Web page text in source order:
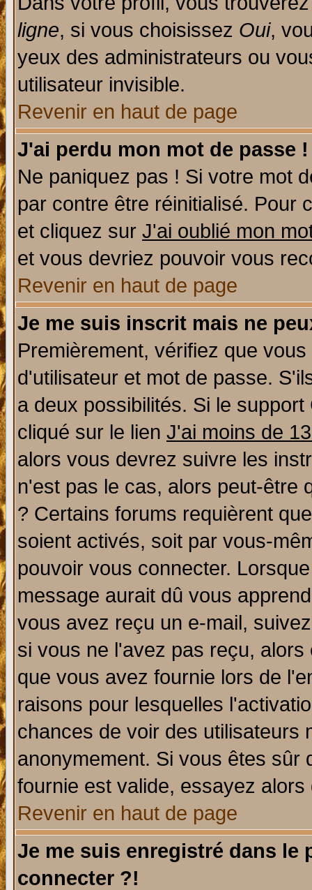
ligne, si vous choisissez Oui,
yeux des administrateurs ou
utilisateur invisible.
Revenir en haut de page
J'ai perdu mon mot de passe !
Ne paniquez pas ! Si votre mot
par contre être réinitialisé. Pour
et cliquez sur J'ai oublié mon
et vous devriez pouvoir vous
Revenir en haut de page
Je me suis inscrit mais ne
Premièrement, vérifiez que
d'utilisateur et mot de passe.
a deux possibilités. Si le
cliqué sur le lien J'ai moins de
alors vous devrez suivre les
n'est pas le cas, alors peut-être
? Certains forums requièrent
soient activés, soit par vous-
pouvoir vous connecter.
message aurait dû vous
vous avez reçu un e-mail,
si vous ne l'avez pas reçu,
que vous avez fournie lors de
raisons pour lesquelles
chances de voir des utilisateurs
anonymement. Si vous êtes sûr
fournie est valide, essayez
Revenir en haut de page
Je me suis enregistré dans le
connecter ?!